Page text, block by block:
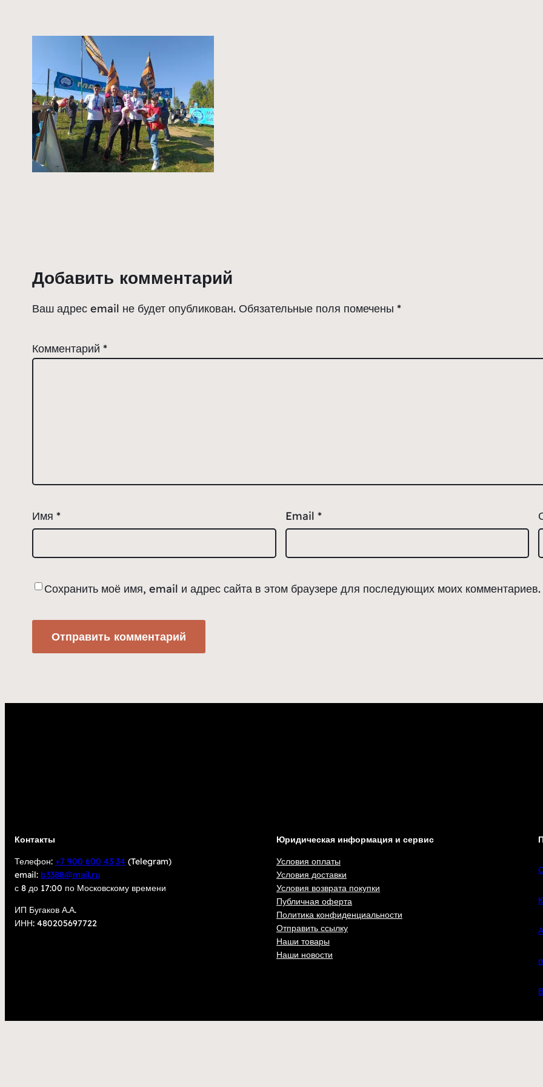
Добавить комментарий
Ваш адрес email не будет опубликован. Обязательные поля помечены *
Комментарий *
Имя * Email *
Сохранить моё имя, email и адрес сайта в этом браузере для последующих моих комментариев.
Контакты
Телефон: +7 900 600 43 34 (Telegram)
email: b3388@mail.ru
с 8 до 17:00 по Московскому времени
ИП Бугаков А.А.
ИНН: 480205697722
Юридическая информация и сервис
Условия оплаты
Условия доставки
Условия возврата покупки
Публичная оферта
Политика конфиденциальности
Отправить ссылку
Наши товары
Наши новости